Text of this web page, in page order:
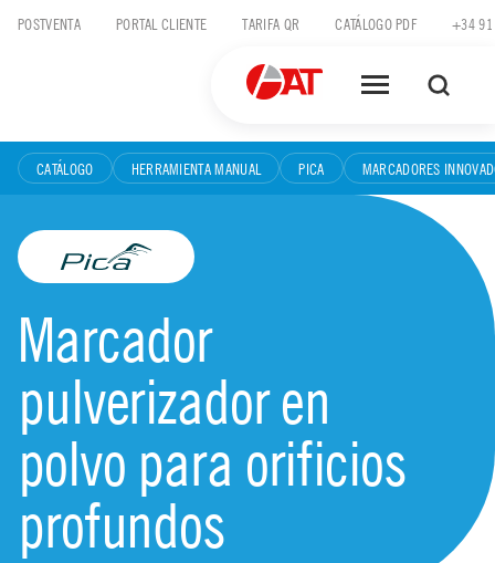
SkipPOSTVENTA PORTAL CLIENTE TARIFA QR CATÁLOGO PDF +34
CATÁLOGO HERRAMIENTA MANUAL PICA MARCADORES
Marcador
pulverizador en
polvo para orificios
profundos